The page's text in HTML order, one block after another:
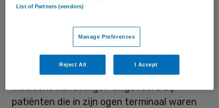
Noordenveld werkte in de tijd van de
coronapandemie als longverpleegkundige in
het ziekenhuis. De verdachte heeft volgens
het OM, zonder instructies van een arts,
medische handelingen uitgevoerd bij
patiënten die in zijn ogen terminaal waren
List of Partners (vendors)
Manage Preferences
Reject All I Accept